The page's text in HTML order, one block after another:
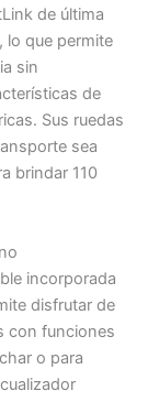
de última
lo que permite
sin
de
Sus ruedas
sea
brindar 110
incorporada
disfrutar de
con funciones
o para